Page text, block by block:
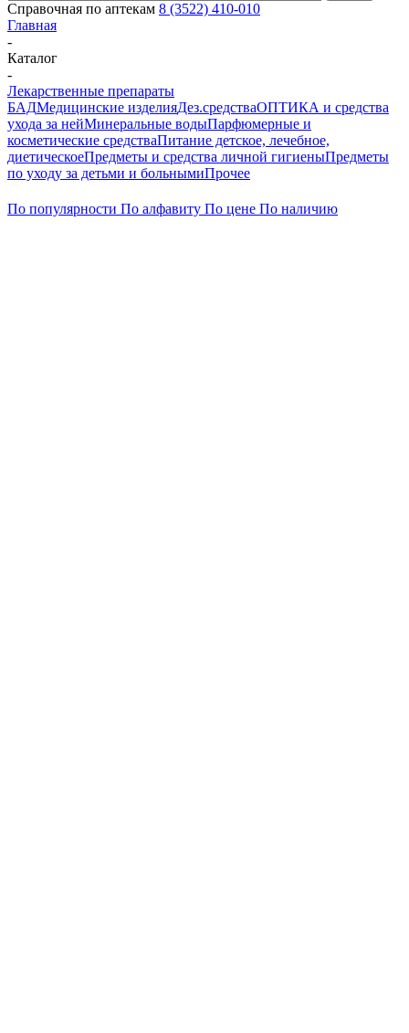
Справочная по аптекам 8 (3522) 410-010
Главная
-
Каталог
-
Лекарственные препараты
БАДМедицинские изделияДез.средстваОПТИКА и средства
ухода за нейМинеральные водыПарфюмерные и
косметические средстваПитание детское, лечебное,
диетическоеПредметы и средства личной гигиеныПредметы
по уходу за детьми и больнымиПрочее
По популярности По алфавиту По цене По наличию